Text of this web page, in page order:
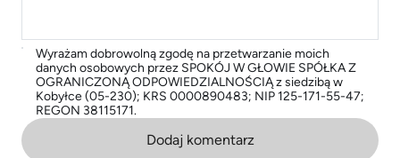
Wyrażam dobrowolną zgodę na przetwarzanie moich
danych osobowych przez SPOKÓJ W GŁOWIE SPÓŁKA Z
OGRANICZONĄ ODPOWIEDZIALNOŚCIĄ z siedzibą w
Kobyłce (05-230); KRS 0000890483; NIP 125-171-55-47;
REGON 38115171.
Dodaj komentarz